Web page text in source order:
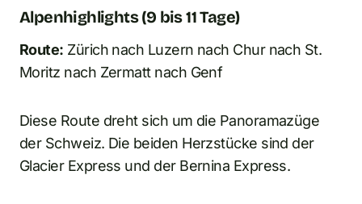
Alpenhighlights (9 bis 11 Tage)
Route: Zürich nach Luzern nach Chur nach St.
Moritz nach Zermatt nach Genf
Diese Route dreht sich um die Panoramazüge
der Schweiz. Die beiden Herzstücke sind der
Glacier Express und der Bernina Express.